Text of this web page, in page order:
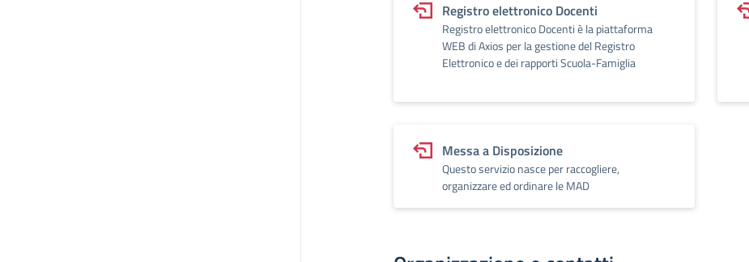
Registro elettronico Docenti
Registro elettronico Docenti è la piattaforma
WEB di Axios per la gestione del Registro
Elettronico e dei rapporti Scuola-Famiglia
Messa a Disposizione
Questo servizio nasce per raccogliere,
organizzare ed ordinare le MAD